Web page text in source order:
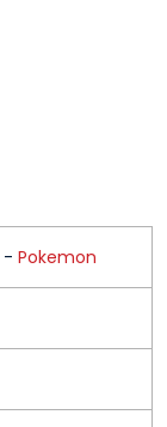
- Pokemon